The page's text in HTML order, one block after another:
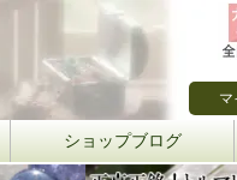
ショップブログ